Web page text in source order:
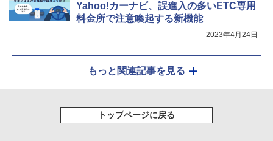
Yahoo!カーナビ、誤進入の多いETC専用
料金所で注意喚起する新機能
2023年4月24日
もっと関連記事を見る
トップページに戻る